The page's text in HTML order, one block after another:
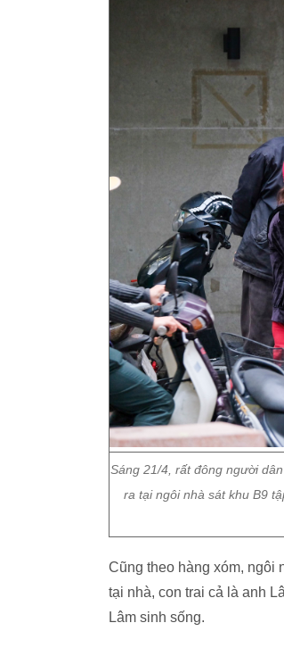
Sáng 21/4, rất đông người
ra tại ngôi nhà sát khu B9
Cũng theo hàng xóm, ngôi
tại nhà, con trai cả là anh
Lâm sinh sống.